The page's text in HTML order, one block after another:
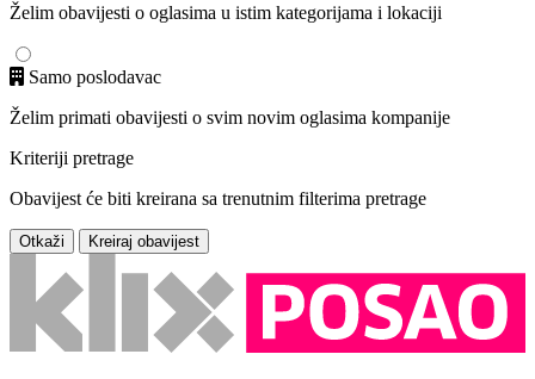
Želim obavijesti o oglasima u istim kategorijama i lokaciji
Samo poslodavac
Želim primati obavijesti o svim novim oglasima kompanije
Kriteriji pretrage
Obavijest će biti kreirana sa trenutnim filterima pretrage
Otkaži Kreiraj obavijest